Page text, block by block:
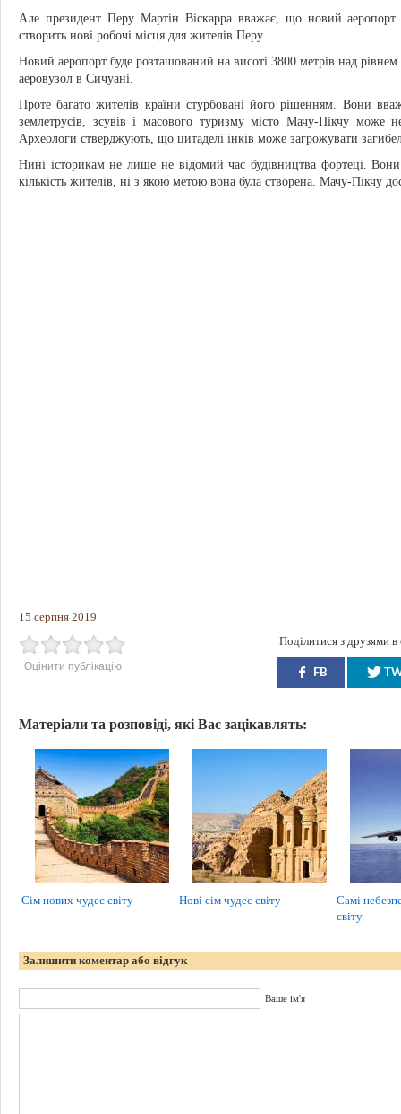
Але президент Перу Мартін Віскарра вважає, що новий
створить нові робочі місця для жителів Перу.
Новий аеропорт буде розташований на висоті 3800 метрів над
аеровузол в Сичуані.
Проте багато жителів країни стурбовані його рішенням. Вони
землетрусів, зсувів і масового туризму місто Мачу-Пікчу може
Археологи стверджують, що цитаделі інків може загрожувати
Нині історикам не лише не відомий час будівництва фортеці.
кількість жителів, ні з якою метою вона була створена. Мачу-Пікчу
15 серпня 2019
Оцінити публікацію
Поділитися з друзями
FB
Матеріали та розповіді, які Вас зацікавлять:
Сім нових чудес світу Нові сім чудес світу
Самі
світу
Залишити коментар або відгук
Ваше ім'я